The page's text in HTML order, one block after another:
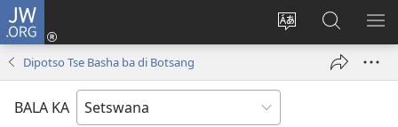
JW.ORG
Fetola
Tsena
e
Senka
JW.ORG/
Dipotso Tse Basha ba di Botsang
BALA KA